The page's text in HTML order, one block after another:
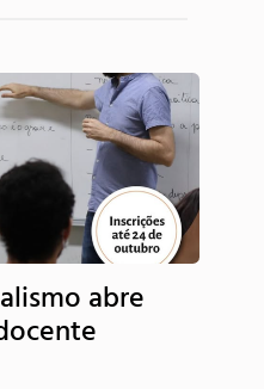
abre